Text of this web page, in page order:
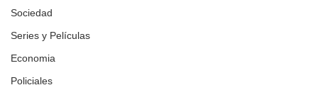
Sociedad
Series y Películas
Economia
Policiales